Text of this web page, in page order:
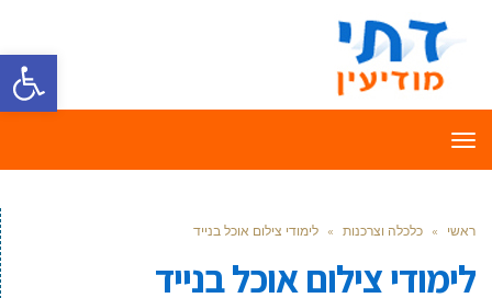
פתח
תפריט
ראשי » כלכלה וצרכנות » לימודי צילום אוכל בנייד
לימודי צילום אוכל בנייד